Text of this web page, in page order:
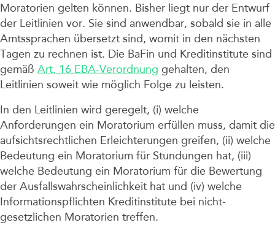
Moratorien gelten können. Bisher liegt nur der Entwurf
der Leitlinien vor. Sie sind anwendbar, sobald sie in alle
Amtssprachen übersetzt sind, womit in den nächsten
Tagen zu rechnen ist. Die BaFin und Kreditinstitute sind
gemäß Art. 16 EBA-Verordnung gehalten, den
Leitlinien soweit wie möglich Folge zu leisten.
In den Leitlinien wird geregelt, (i) welche
Anforderungen ein Moratorium erfüllen muss, damit die
aufsichtsrechtlichen Erleichterungen greifen, (ii) welche
Bedeutung ein Moratorium für Stundungen hat, (iii)
welche Bedeutung ein Moratorium für die Bewertung
der Ausfallswahrscheinlichkeit hat und (iv) welche
Informationspflichten Kreditinstitute bei nicht-
gesetzlichen Moratorien treffen.